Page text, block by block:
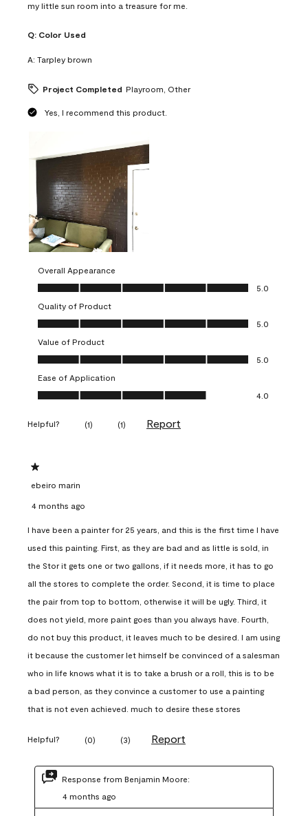
my little sun room into a treasure for me.
Q: Color Used
A: Tarpley brown
Project Completed Playroom, Other
Yes, I recommend this product.
Overall Appearance
Overall Appearance, 5.0 out of 5
5.0
Quality of Product
Quality of Product, 5.0 out of 5
5.0
Value of Product
Value of Product, 5.0 out of 5
5.0
Ease of Application
Ease of Application, 4.0 out of 5
4.0
Helpful? (1) (1) Report
1 out of 5 stars.
ebeiro marin
4 months ago
I have been a painter for 25 years, and this is the first time I have
used this painting. First, as they are bad and as little is sold, in
the Stor it gets one or two gallons, if it needs more, it has to go
all the stores to complete the order. Second, it is time to place
the pair from top to bottom, otherwise it will be ugly. Third, it
does not yield, more paint goes than you always have. Fourth,
do not buy this product, it leaves much to be desired. I am using
it because the customer let himself be convinced of a salesman
who in life knows what it is to take a brush or a roll, this is to be
a bad person, as they convince a customer to use a painting
that is not even achieved. much to desire these stores
Helpful? (0) (3) Report
Response from Benjamin Moore:
4 months ago